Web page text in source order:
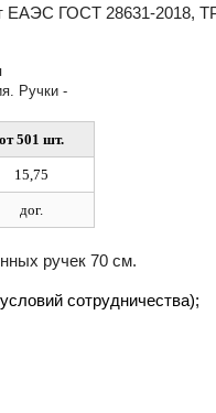
ЕАЭС ГОСТ 28631-2018,
Ручки -
от 501 шт.
15,75
дог.
ручек 70 см.
сотрудничества);